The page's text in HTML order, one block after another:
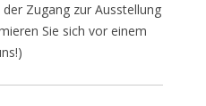
Zugang zur Ausstellung
Sie sich vor einem